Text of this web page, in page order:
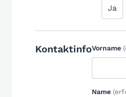
Ja
KontaktinfoVorname
Name